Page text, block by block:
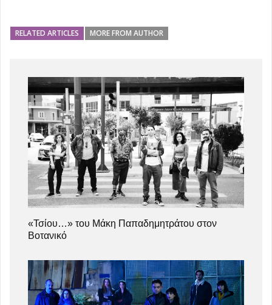
RELATED ARTICLES MORE FROM AUTHOR
«Τσίου…» του Μάκη Παπαδημητράτου στον
Βοτανικό